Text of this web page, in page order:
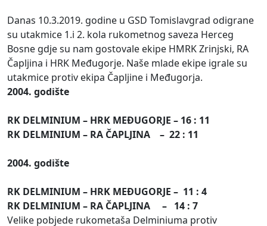
Danas 10.3.2019. godine u GSD Tomislavgrad odigrane
su utakmice 1.i 2. kola rukometnog saveza Herceg
Bosne gdje su nam gostovale ekipe HMRK Zrinjski, RA
Čapljina i HRK Međugorje. Naše mlade ekipe igrale su
utakmice protiv ekipa Čapljine i Međugorja.
2004. godište
RK DELMINIUM – HRK MEĐUGORJE – 16 : 11
RK DELMINIUM – RA ČAPLJINA – 22 : 11
2004. godište
RK DELMINIUM – HRK MEĐUGORJE – 11 : 4
RK DELMINIUM – RA ČAPLJINA – 14 : 7
Velike pobjede rukometaša Delminiuma protiv